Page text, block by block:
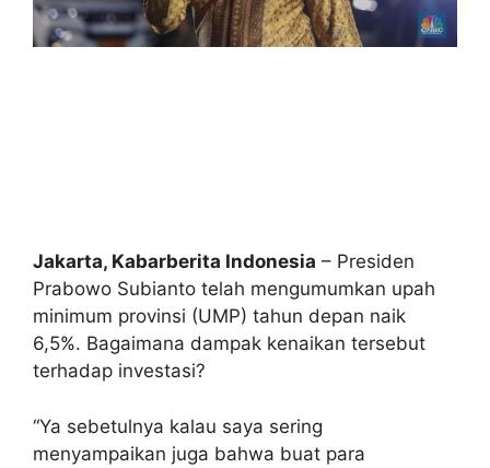
Jakarta, Kabarberita Indonesia – Presiden
Prabowo Subianto telah mengumumkan upah
minimum provinsi (UMP) tahun depan naik
6,5%. Bagaimana dampak kenaikan tersebut
terhadap investasi?
“Ya sebetulnya kalau saya sering
menyampaikan juga bahwa buat para